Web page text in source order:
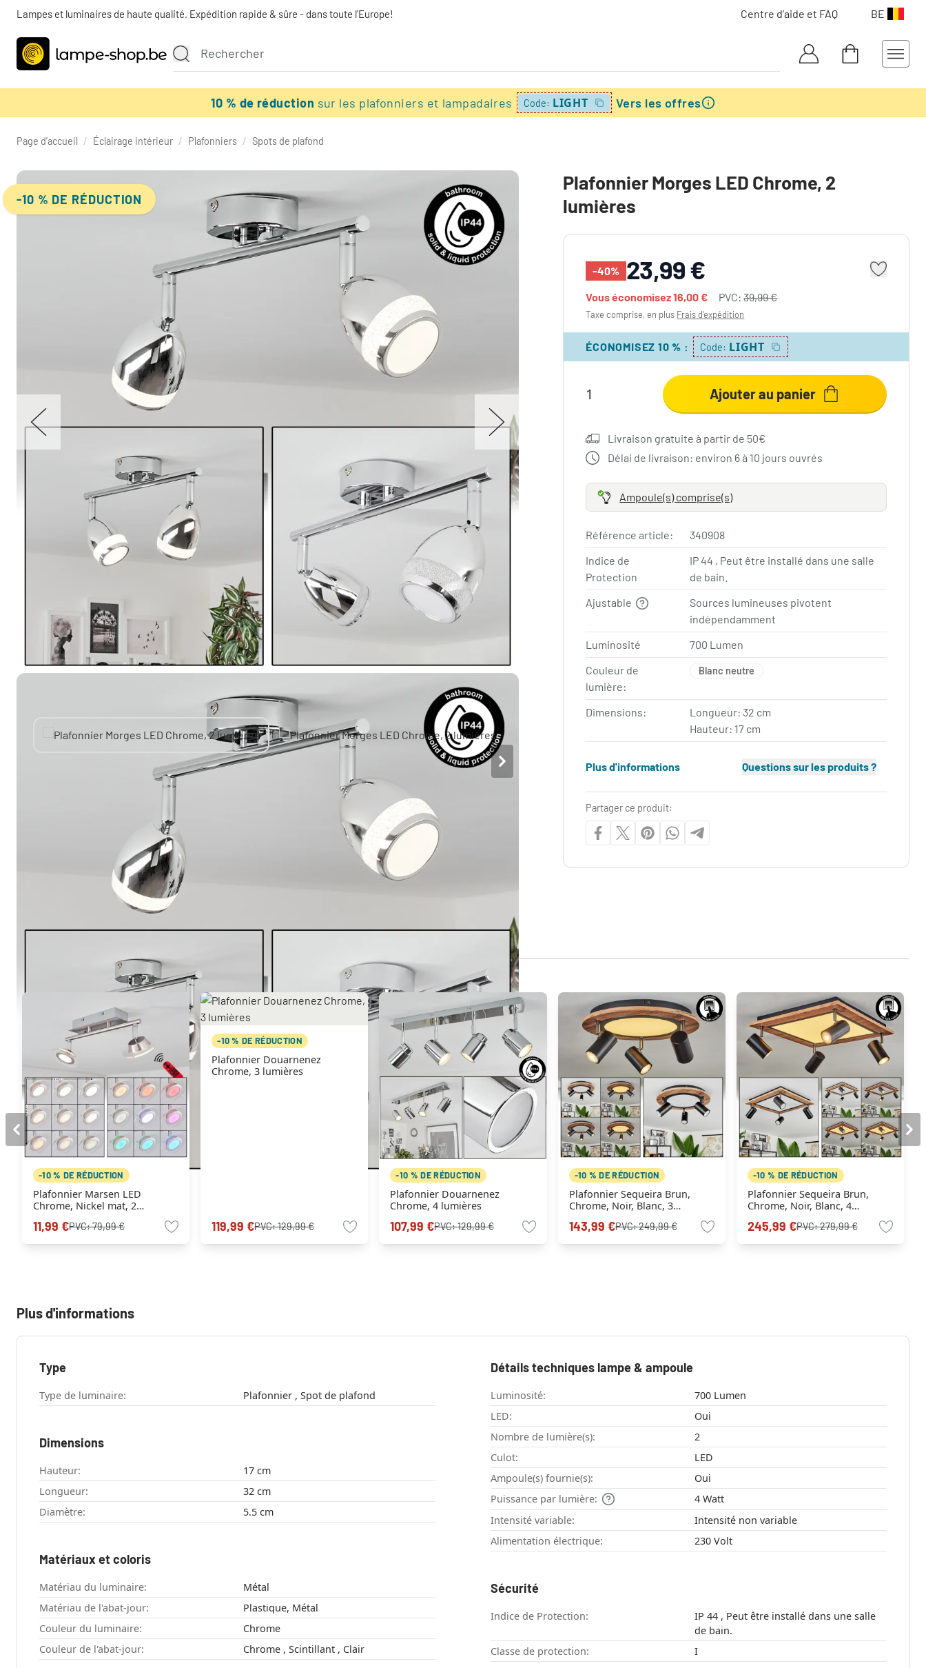
Lampes et luminaires de haute qualité. Expédition rapide & sûre - dans toute l'Europe! Centre d'aide et FAQ BE
10 % de réduction sur les plafonniers et lampadaires Code: LIGHT Vers les offres
Page d’accueil / Éclairage intérieur / Plafonniers / Spots de plafond
-10 % DE RÉDUCTION
Plafonnier Morges LED Chrome, 2
lumières
-40% 23,99 €
Vous économisez16,00 € PVC:39,99 €
Taxe comprise, en plus Frais d'expédition
ÉCONOMISEZ 10 % : Code: LIGHT
Ajouter au panier
Livraison gratuite à partir de 50€
Délai de livraison: environ 6 à 10 jours ouvrés
Ampoule(s) comprise(s)
Référence article:
340908
Indice de
Protection
IP 44 , Peut être installé dans une salle
de bain.
Ajustable
Sources lumineuses pivotent
indépendamment
Luminosité
700 Lumen
Couleur de
lumière:
Blanc neutre
Dimensions:
Longueur: 32 cm
Hauteur: 17 cm
Plus d'informations Questions sur les produits ?
Partager ce produit:
-10 % DE RÉDUCTION
Plafonnier Marsen LED
Chrome, Nickel mat, 2
Changeur de couleurs
11,99 €PVC:79,99 €
-10 % DE RÉDUCTION
Plafonnier Douarnenez
Chrome, 3 lumières
119,99 €PVC:129,99 €
-10 % DE RÉDUCTION
Plafonnier Douarnenez
Chrome, 4 lumières
107,99 €PVC:129,99 €
-10 % DE RÉDUCTION
Plafonnier Sequeira Brun,
Chrome, Noir, Blanc, 3
143,99 €PVC:249,99 €
-10 % DE RÉDUCTION
Plafonnier Sequeira Brun,
Chrome, Noir, Blanc, 4
245,99 €PVC:279,99 €
Plus d'informations
Type
Type de luminaire: Plafonnier , Spot de plafond
Dimensions
Hauteur:
17 cm
Longueur:
32 cm
Diamètre:
5.5 cm
Matériaux et coloris
Matériau du luminaire:
Métal
Matériau de l'abat-jour:
Plastique, Métal
Couleur du luminaire:
Chrome
Couleur de l'abat-jour:
Chrome , Scintillant , Clair
Détails techniques lampe & ampoule
Luminosité:
700 Lumen
LED:
Oui
Nombre de lumière(s):
2
Culot:
LED
Ampoule(s) fournie(s):
Oui
Puissance par lumière:
4 Watt
Intensité variable:
Intensité non variable
Alimentation électrique:
230 Volt
Sécurité
Indice de Protection:
IP 44 , Peut être installé dans une salle
de bain.
Classe de protection:
I